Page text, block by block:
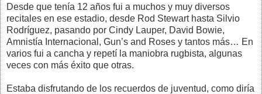
Desde que tenía 12 años fui a muchos y muy diversos
recitales en ese estadio, desde Rod Stewart hasta Silvio
Rodríguez, pasando por Cindy Lauper, David Bowie,
Amnistía Internacional, Gun’s and Roses y tantos más… En
varios fui a cancha y repetí la maniobra rugbista, algunas
veces con más éxito que otras.
Estaba disfrutando de los recuerdos de juventud, como diría